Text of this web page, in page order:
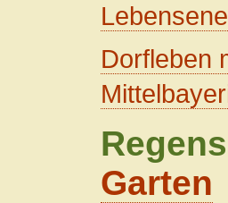
Dorfleben
Garten